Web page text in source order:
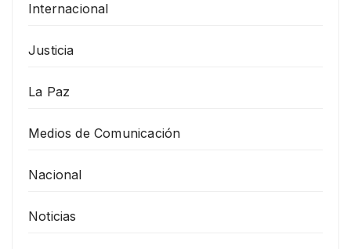
Internacional
Justicia
La Paz
Medios de Comunicación
Nacional
Noticias